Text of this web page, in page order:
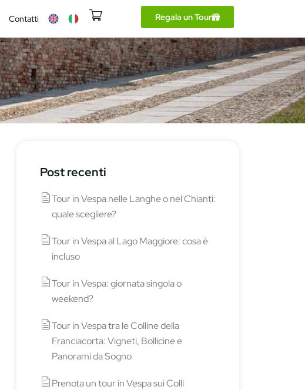
Contatti Regala un Tour
Post recenti
Tour in Vespa nelle Langhe o nel Chianti:
quale scegliere?
Tour in Vespa al Lago Maggiore: cosa è
incluso
Tour in Vespa: giornata singola o
weekend?
Tour in Vespa tra le Colline della
Franciacorta: Vigneti, Bollicine e
Panorami da Sogno
Prenota un tour in Vespa sui Colli